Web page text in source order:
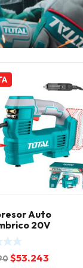
Auto
20V
Total
El
$53.243El